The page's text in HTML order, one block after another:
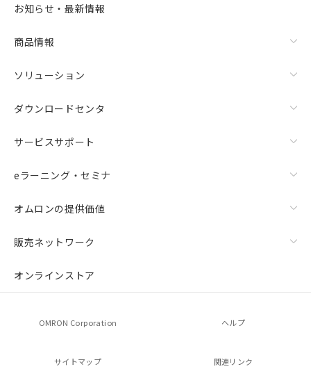
お知らせ・最新情報
商品情報
ソリューション
ダウンロードセンタ
サービスサポート
eラーニング・セミナ
オムロンの提供価値
販売ネットワーク
オンラインストア
OMRON Corporation ヘルプ
サイトマップ 関連リンク